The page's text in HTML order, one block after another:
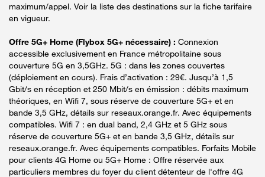
maximum/appel. Voir la liste des destinations sur la fiche tarifaire
en vigueur.
Offre 5G+ Home (Flybox 5G+ nécessaire) : Connexion
accessible exclusivement en France métropolitaine sous
couverture 5G en 3,5GHz. 5G : dans les zones couvertes
(déploiement en cours). Frais d’activation : 29€. Jusqu’à 1,5
Gbit/s en réception et 250 Mbit/s en émission : débits maximum
théoriques, en Wifi 7, sous réserve de couverture 5G+ et en
bande 3,5 GHz, détails sur reseaux.orange.fr. Avec équipements
compatibles. Wifi 7 : en dual band, 2,4 GHz et 5 GHz sous
réserve de couverture 5G+ et en bande 3,5 GHz, détails sur
reseaux.orange.fr. Avec équipements compatibles. Forfaits Mobile
pour clients 4G Home ou 5G+ Home : Offre réservée aux
particuliers membres du foyer du client détenteur de l'offre 4G